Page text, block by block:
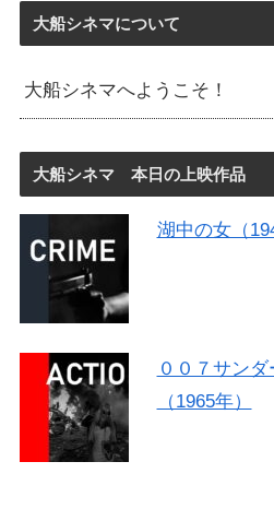
大船シネマについて
大船シネマへようこそ！
大船シネマ 本日の上映作品
湖中の女（
００７サン
（1965年）